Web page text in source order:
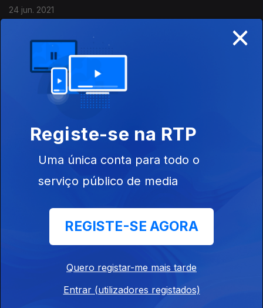
24 jun. 2021
Mdou Moctar - Afrique Victime
17 jun. 2021
10 jun. 2021
Sons of Kemet - Black to the Future
×
Registe-se na RTP
Uma única conta para todo o
serviço público de media
REGISTE-SE AGORA
Quero registar-me mais tarde
Entrar (utilizadores registados)